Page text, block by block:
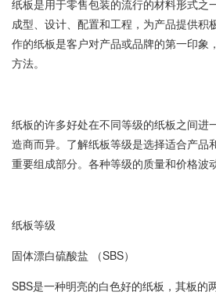
纸板是用于零售包装的流行的材料形式之
成型、设计、配置和工程，为产品提供积
作的纸板是客户对产品或品牌的第一印象
方法。
纸板的许多好处在不同等级的纸板之间进
造商而异。了解纸板等级是选择适合产品
重要组成部分。各种等级的质量和价格波
纸板等级
固体漂白硫酸盐 （SBS）
SBS是一种明亮的白色好的纸板，其板的